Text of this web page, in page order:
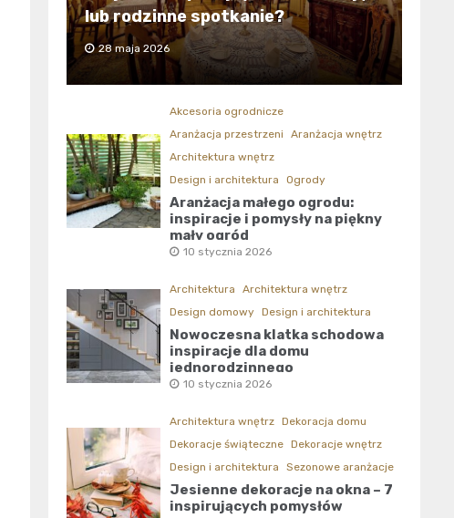
lub rodzinne spotkanie?
28 maja 2026
Akcesoria ogrodnicze
Aranżacja przestrzeni
Aranżacja wnętrz
Architektura wnętrz
Design i architektura
Ogrody
Aranżacja małego ogrodu:
inspiracje i pomysły na piękny
mały ogród
10 stycznia 2026
Architektura
Architektura wnętrz
Design domowy Design i architektura
Nowoczesna klatka schodowa
inspiracje dla domu
jednorodzinnego
10 stycznia 2026
Architektura wnętrz Dekoracja domu
Dekoracje świąteczne Dekoracje wnętrz
Design i architektura
Sezonowe aranżacje
Jesienne dekoracje na okna – 7
inspirujących pomysłów